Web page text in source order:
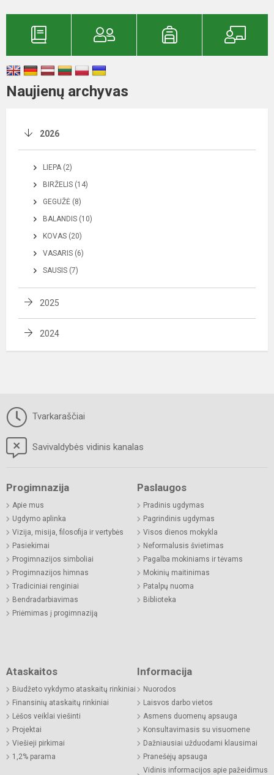
Naujienų archyvas
2026
LIEPA (2)
BIRŽELIS (14)
GEGUŽĖ (8)
BALANDIS (10)
KOVAS (20)
VASARIS (6)
SAUSIS (7)
2025
2024
Tvarkaraščiai
Savivaldybės vidinis kanalas
Progimnazija
Apie mus
Ugdymo aplinka
Vizija, misija, filosofija ir vertybės
Pasiekimai
Progimnazijos simboliai
Progimnazijos himnas
Tradiciniai renginiai
Bendradarbiavimas
Priėmimas į progimnaziją
Paslaugos
Pradinis ugdymas
Pagrindinis ugdymas
Visos dienos mokykla
Neformalusis švietimas
Pagalba mokiniams ir tėvams
Mokinių maitinimas
Patalpų nuoma
Biblioteka
Ataskaitos
Biudžeto vykdymo ataskaitų rinkiniai
Finansinių ataskaitų rinkiniai
Lėšos veiklai viešinti
Projektai
Viešieji pirkimai
1,2% parama
Informacija
Nuorodos
Laisvos darbo vietos
Asmens duomenų apsauga
Konsultavimasis su visuomene
Dažniausiai užduodami klausimai
Pranešėjų apsauga
Vidinis informacijos apie pažeidimus